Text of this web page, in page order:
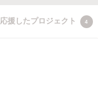
応援したプロジェクト 4